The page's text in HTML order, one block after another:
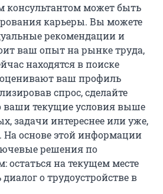
консультантом может быть
карьеры. Вы можете
рекомендации и
ваш опыт на рынке труда,
находятся в поиске
ваш профиль
спрос, сделайте
ваши текущие условия выше
задачи интереснее или уже,
На основе этой информации
решения по
на текущем месте
о трудоустройстве в